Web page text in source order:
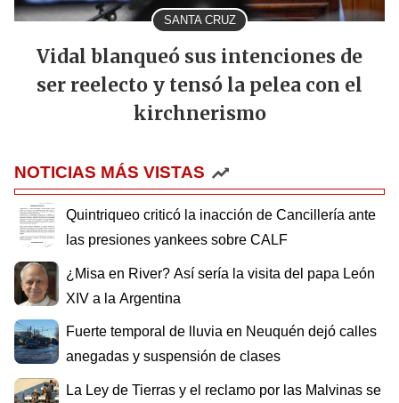
SANTA CRUZ
Vidal blanqueó sus intenciones de
ser reelecto y tensó la pelea con el
kirchnerismo
NOTICIAS MÁS VISTAS
Quintriqueo criticó la inacción de Cancillería ante
las presiones yankees sobre CALF
¿Misa en River? Así sería la visita del papa León
XIV a la Argentina
Fuerte temporal de lluvia en Neuquén dejó calles
anegadas y suspensión de clases
La Ley de Tierras y el reclamo por las Malvinas se